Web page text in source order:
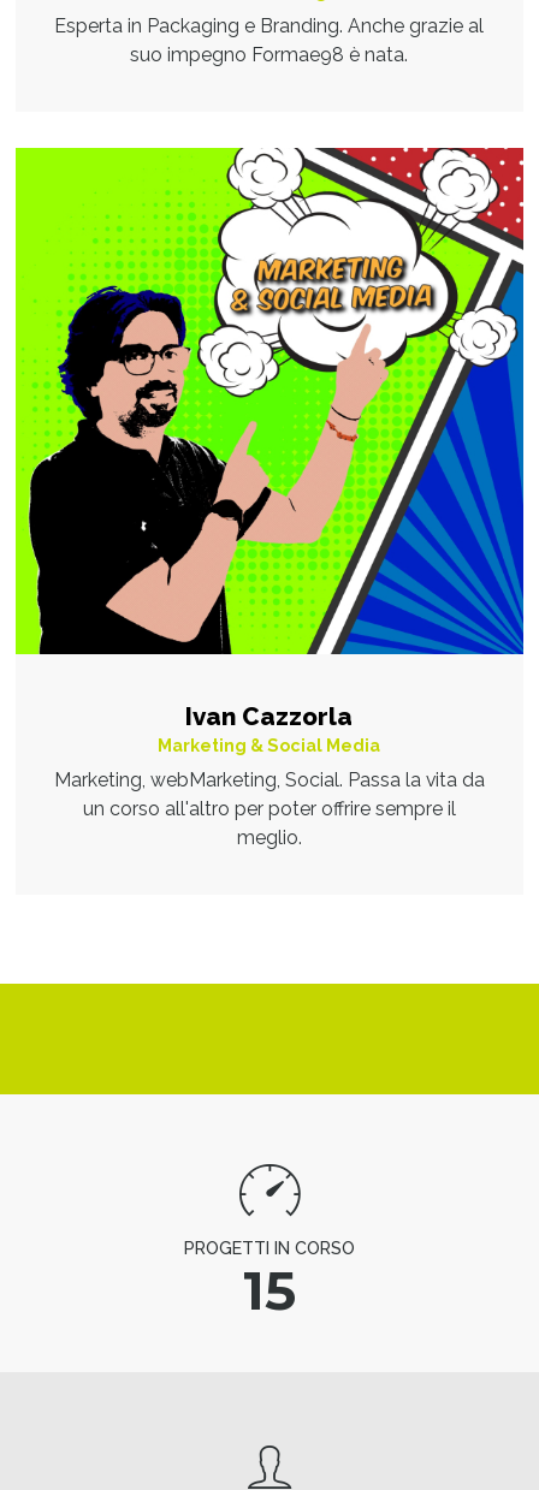
Esperta in Packaging e Branding. Anche grazie al
suo impegno Formae98 è nata.
Ivan Cazzorla
Marketing & Social Media
Marketing, webMarketing, Social. Passa la vita da
un corso all'altro per poter offrire sempre il
meglio.
PROGETTI IN CORSO
15